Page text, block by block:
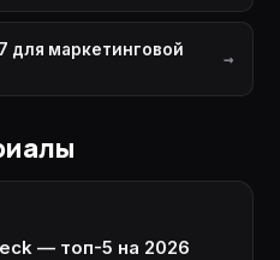
для маркетинговой
— топ-5 на 2026